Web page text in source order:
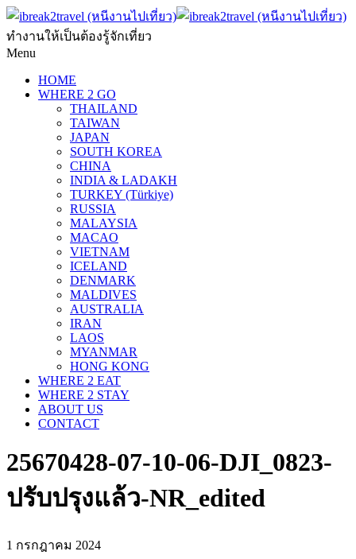
ทำงานให้เป็นต้องรู้จักเที่ยว
Menu
HOME
WHERE 2 GO
THAILAND
TAIWAN
JAPAN
SOUTH KOREA
CHINA
INDIA & LADAKH
TURKEY (Türkiye)
RUSSIA
MALAYSIA
MACAO
VIETNAM
ICELAND
DENMARK
MALDIVES
AUSTRALIA
IRAN
LAOS
MYANMAR
HONG KONG
WHERE 2 EAT
WHERE 2 STAY
ABOUT US
CONTACT
25670428-07-10-06-DJI_0823-
ปรับปรุงแล้ว-NR_edited
1 กรกฎาคม 2024